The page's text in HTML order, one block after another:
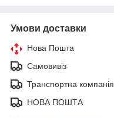
Умови доставки
Нова Пошта
Самовивіз
Транспортна компанія
НОВА ПОШТА